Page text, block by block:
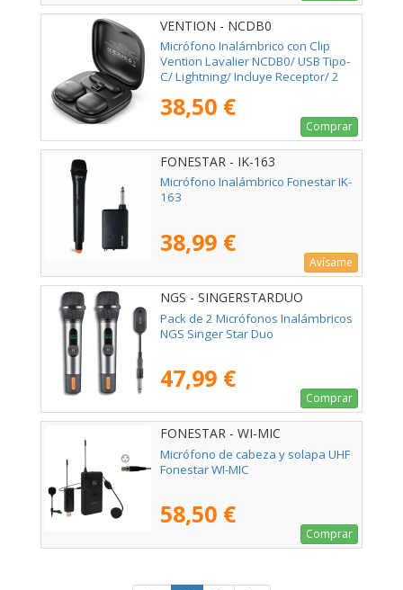
VENTION - NCDB0
Micrófono Inalámbrico con Clip
Vention Lavalier NCDB0/ USB Tipo-
C/ Lightning/ Incluye Receptor/ 2
38,50 €
Comprar
FONESTAR - IK-163
Micrófono Inalámbrico Fonestar IK-
163
38,99 €
Avísame
NGS - SINGERSTARDUO
Pack de 2 Micrófonos Inalámbricos
NGS Singer Star Duo
47,99 €
Comprar
FONESTAR - WI-MIC
Micrófono de cabeza y solapa UHF
Fonestar WI-MIC
58,50 €
Comprar